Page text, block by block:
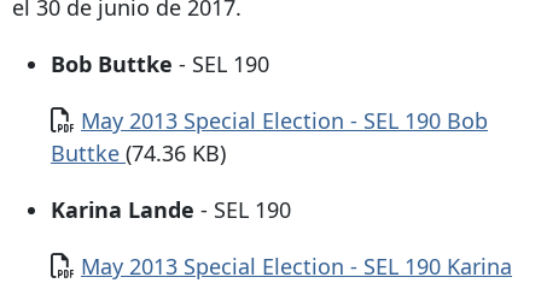
el 30 de junio de 2017.
Bob Buttke - SEL 190
Documento
May 2013 Special Election - SEL 190 Bob
Buttke (74.36 KB)
Karina Lande - SEL 190
Documento
May 2013 Special Election - SEL 190 Karina